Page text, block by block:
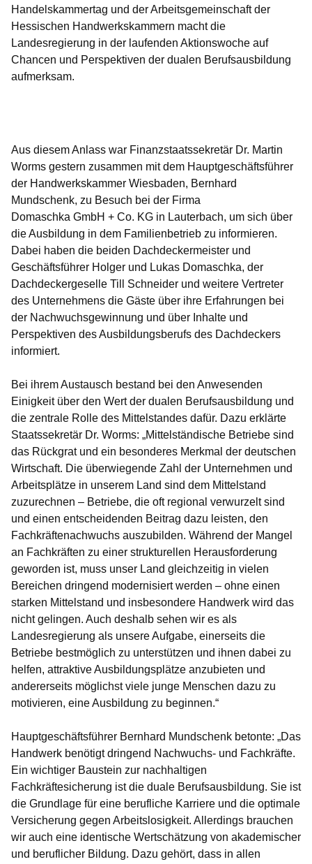
Handelskammertag und der Arbeitsgemeinschaft der
Hessischen Handwerkskammern macht die
Landesregierung in der laufenden Aktionswoche auf
Chancen und Perspektiven der dualen Berufsausbildung
aufmerksam.
Aus diesem Anlass war Finanzstaatssekretär Dr. Martin
Worms gestern zusammen mit dem Hauptgeschäftsführer
der Handwerkskammer Wiesbaden, Bernhard
Mundschenk, zu Besuch bei der Firma
Domaschka GmbH + Co. KG in Lauterbach, um sich über
die Ausbildung in dem Familienbetrieb zu informieren.
Dabei haben die beiden Dachdeckermeister und
Geschäftsführer Holger und Lukas Domaschka, der
Dachdeckergeselle Till Schneider und weitere Vertreter
des Unternehmens die Gäste über ihre Erfahrungen bei
der Nachwuchsgewinnung und über Inhalte und
Perspektiven des Ausbildungsberufs des Dachdeckers
informiert.
Bei ihrem Austausch bestand bei den Anwesenden
Einigkeit über den Wert der dualen Berufsausbildung und
die zentrale Rolle des Mittelstandes dafür. Dazu erklärte
Staatssekretär Dr. Worms: „Mittelständische Betriebe sind
das Rückgrat und ein besonderes Merkmal der deutschen
Wirtschaft. Die überwiegende Zahl der Unternehmen und
Arbeitsplätze in unserem Land sind dem Mittelstand
zuzurechnen – Betriebe, die oft regional verwurzelt sind
und einen entscheidenden Beitrag dazu leisten, den
Fachkräftenachwuchs auszubilden. Während der Mangel
an Fachkräften zu einer strukturellen Herausforderung
geworden ist, muss unser Land gleichzeitig in vielen
Bereichen dringend modernisiert werden – ohne einen
starken Mittelstand und insbesondere Handwerk wird das
nicht gelingen. Auch deshalb sehen wir es als
Landesregierung als unsere Aufgabe, einerseits die
Betriebe bestmöglich zu unterstützen und ihnen dabei zu
helfen, attraktive Ausbildungsplätze anzubieten und
andererseits möglichst viele junge Menschen dazu zu
motivieren, eine Ausbildung zu beginnen.“
Hauptgeschäftsführer Bernhard Mundschenk betonte: „Das
Handwerk benötigt dringend Nachwuchs- und Fachkräfte.
Ein wichtiger Baustein zur nachhaltigen
Fachkräftesicherung ist die duale Berufsausbildung. Sie ist
die Grundlage für eine berufliche Karriere und die optimale
Versicherung gegen Arbeitslosigkeit. Allerdings brauchen
wir auch eine identische Wertschätzung von akademischer
und beruflicher Bildung. Dazu gehört, dass in allen